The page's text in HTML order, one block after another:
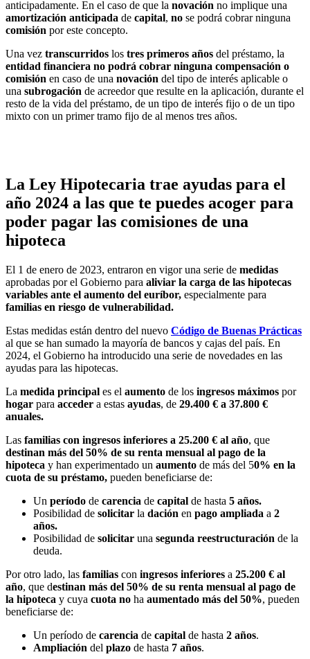
anticipadamente. En el caso de que la novación no implique una
amortización anticipada de capital, no se podrá cobrar ninguna
comisión por este concepto.
Una vez transcurridos los tres primeros años del préstamo, la
entidad financiera no podrá cobrar ninguna compensación o
comisión en caso de una novación del tipo de interés aplicable o
una subrogación de acreedor que resulte en la aplicación, durante el
resto de la vida del préstamo, de un tipo de interés fijo o de un tipo
mixto con un primer tramo fijo de al menos tres años.
La Ley Hipotecaria trae ayudas para el
año 2024 a las que te puedes acoger para
poder pagar las comisiones de una
hipoteca
El 1 de enero de 2023, entraron en vigor una serie de medidas
aprobadas por el Gobierno para aliviar la carga de las hipotecas
variables ante el aumento del euríbor, especialmente para
familias en riesgo de vulnerabilidad.
Estas medidas están dentro del nuevo Código de Buenas Prácticas
al que se han sumado la mayoría de bancos y cajas del país. En
2024, el Gobierno ha introducido una serie de novedades en las
ayudas para las hipotecas.
La medida principal es el aumento de los ingresos máximos por
hogar para acceder a estas ayudas, de 29.400 € a 37.800 €
anuales.
Las familias con ingresos inferiores a 25.200 € al año, que
destinan más del 50% de su renta mensual al pago de la
hipoteca y han experimentado un aumento de más del 50% en la
cuota de su préstamo, pueden beneficiarse de:
Un período de carencia de capital de hasta 5 años.
Posibilidad de solicitar la dación en pago ampliada a 2
años.
Posibilidad de solicitar una segunda reestructuración de la
deuda.
Por otro lado, las familias con ingresos inferiores a 25.200 € al
año, que destinan más del 50% de su renta mensual al pago de
la hipoteca y cuya cuota no ha aumentado más del 50%, pueden
beneficiarse de:
Un período de carencia de capital de hasta 2 años.
Ampliación del plazo de hasta 7 años.